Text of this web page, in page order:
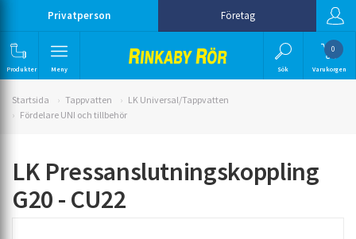
Privatperson Företag
Produkter Meny Sök
0
Varukorgen
Startsida Tappvatten
LK Universal/Tappvatten
Fördelare UNI och tillbehör
LK Pressanslutningskoppling
G20 - CU22